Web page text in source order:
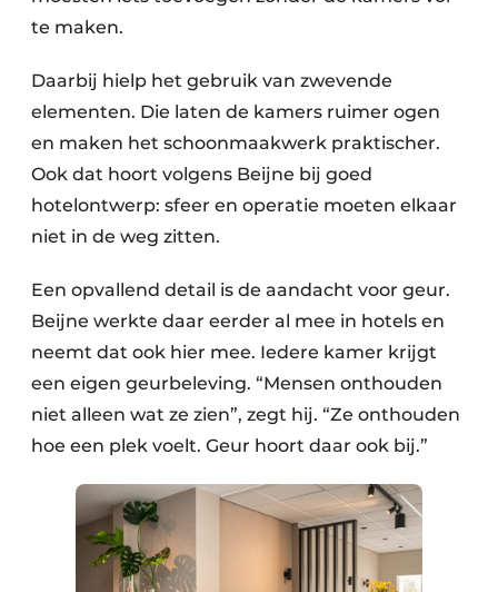
te maken.
Daarbij hielp het gebruik van zwevende
elementen. Die laten de kamers ruimer ogen
en maken het schoonmaakwerk praktischer.
Ook dat hoort volgens Beijne bij goed
hotelontwerp: sfeer en operatie moeten elkaar
niet in de weg zitten.
Een opvallend detail is de aandacht voor geur.
Beijne werkte daar eerder al mee in hotels en
neemt dat ook hier mee. Iedere kamer krijgt
een eigen geurbeleving. “Mensen onthouden
niet alleen wat ze zien”, zegt hij. “Ze onthouden
hoe een plek voelt. Geur hoort daar ook bij.”